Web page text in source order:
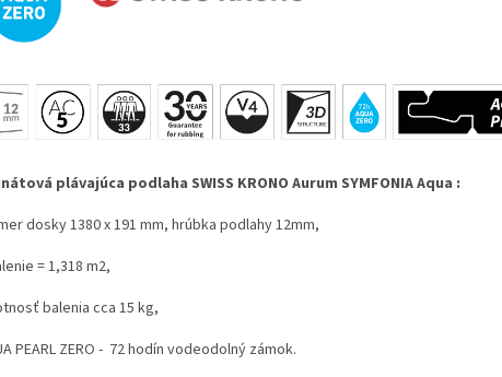
plávajúca podlaha SWISS KRONO Aurum SYMFONIA Aqua :
dosky 1380 x 191 mm, hrúbka podlahy 12mm,
= 1,318 m2,
balenia cca 15 kg,
PEARL ZERO - 72 hodín vodeodolný zámok.